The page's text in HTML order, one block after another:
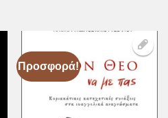
Προσφορά!
Προσθήκη
στη Λίστα
Επιθυμιών